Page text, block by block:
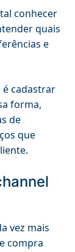
conhecer
quais
e
cadastrar
forma,
de
que
vez mais
compra